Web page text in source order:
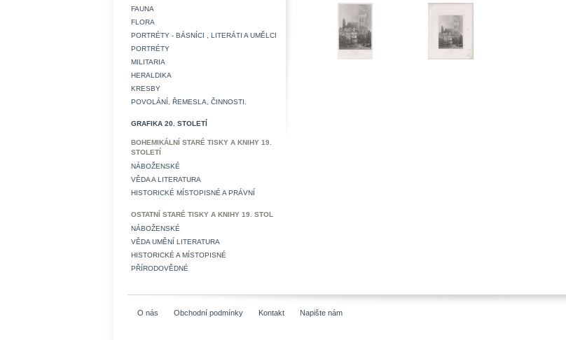
FAUNA
FLORA
PORTRÉTY - BÁSNÍCI , LITERÁTI A UMĚLCI
PORTRÉTY
MILITARIA
HERALDIKA
KRESBY
POVOLÁNÍ, ŘEMESLA, ČINNOSTI.
GRAFIKA 20. STOLETÍ
BOHEMIKÁLNÍ STARÉ TISKY A KNIHY 19.
STOLETÍ
NÁBOŽENSKÉ
VĚDA A LITERATURA
HISTORICKÉ MÍSTOPISNÉ A PRÁVNÍ
OSTATNÍ STARÉ TISKY A KNIHY 19. STOL
NÁBOŽENSKÉ
VĚDA UMĚNÍ LITERATURA
HISTORICKÉ A MÍSTOPISNÉ
PŘÍRODOVĚDNÉ
O nás Obchodní podmínky Kontakt Napište nám